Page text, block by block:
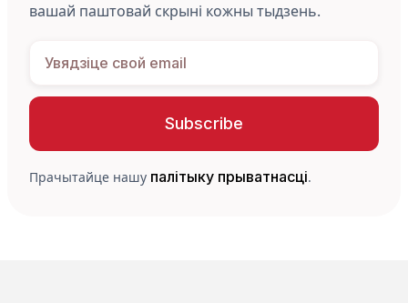
вашай паштовай скрыні кожны тыдзень.
Прачытайце нашу палітыку прыватнасці.